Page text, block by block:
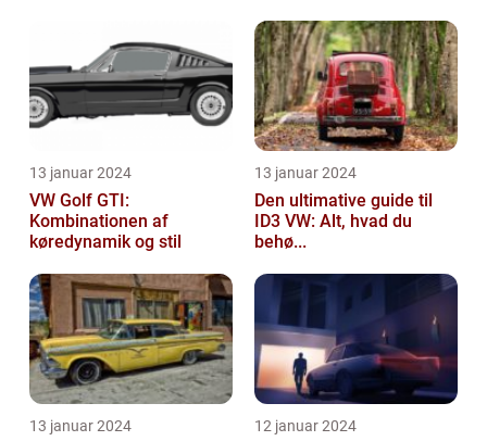
13 januar 2024
VW Golf GTI:
Kombinationen af
køredynamik og stil
13 januar 2024
Den ultimative guide til
ID3 VW: Alt, hvad du
behø...
13 januar 2024 12 januar 2024